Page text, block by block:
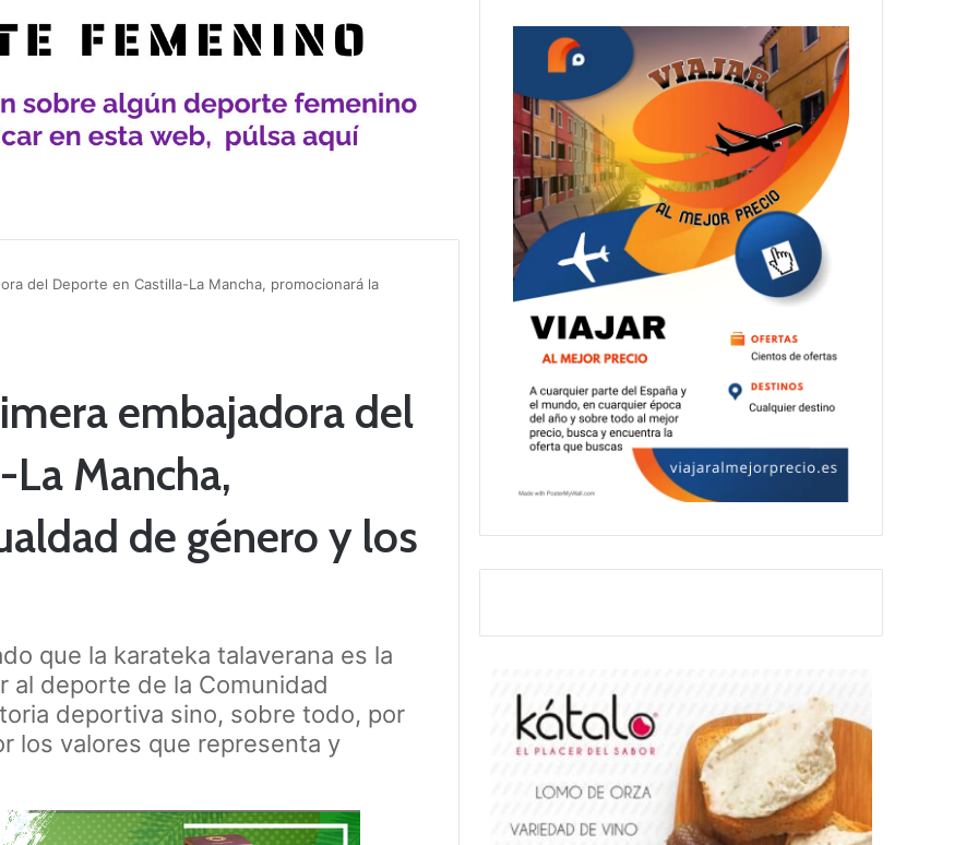
del Deporte en Castilla-La Mancha, promocionará la
embajadora del
Mancha,
de género y los
que la karateka talaverana es la
al deporte de la Comunidad
deportiva sino, sobre todo, por
los valores que representa y